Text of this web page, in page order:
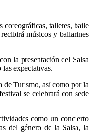
coreográficas, talleres, baile
músicos y bailarines
la presentación del Salsa
las expectativas.
de Turismo, así como por la
se celebrará con sede
como un concierto
del género de la Salsa, la